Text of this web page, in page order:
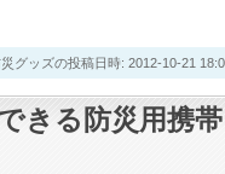
グッズの投稿日時: 2012-10-21
きる防災用携帯